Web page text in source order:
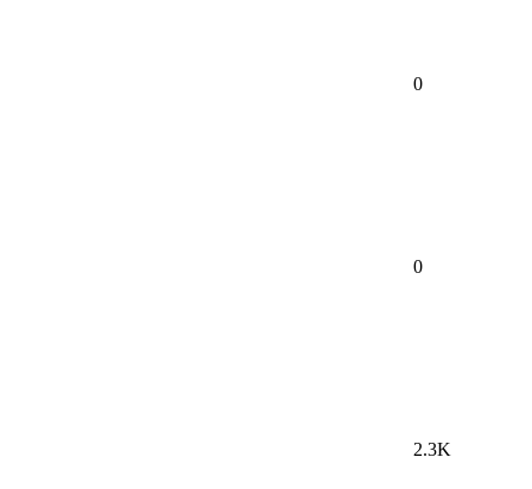
0
0
2.3K